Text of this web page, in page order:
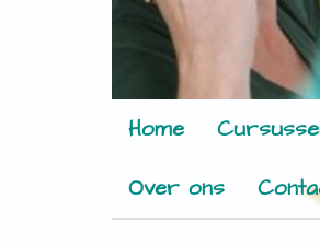
Home
Over ons